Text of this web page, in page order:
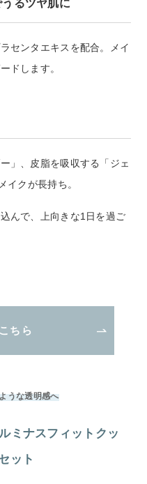
るツヤ肌に
センタエキスを配合。メイ
ドします。
」、皮脂を吸収する「ジェ
イクが長持ち。
んで、上向きな1日を過ご
ちら
うな透明感へ
ミナスフィットクッ
ット